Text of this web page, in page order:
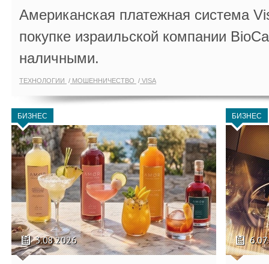
Американская платежная система
покупке израильской компании
наличными.
ТЕХНОЛОГИИ МОШЕННИЧЕСТВО VISA
БИЗНЕС
3.08.2026
БИЗНЕС